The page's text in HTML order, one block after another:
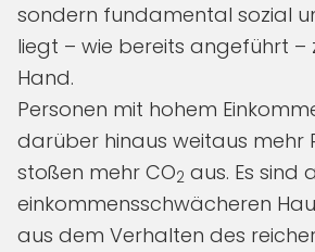
sondern fundamental sozial
liegt – wie bereits angeführt
Hand.
Personen mit hohem
darüber hinaus weitaus mehr
stoßen mehr CO2 aus. Es sind
einkommensschwächeren
aus dem Verhalten des